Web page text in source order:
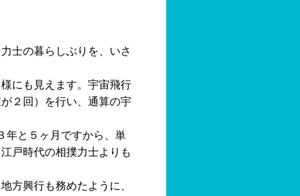
士の暮らしぶりを、いさ
にも見えます。宇宙飛行
２回）を行い、通算の宇
年と５ヶ月ですから、単
戸時代の相撲力士よりも
方興行も務めたように、